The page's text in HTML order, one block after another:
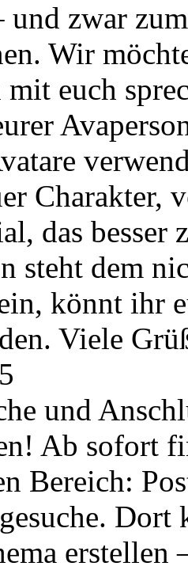
und zwar
Wir
euch
Charakter,
das besser
steht dem
könnt ihr
Viele
und
Ab sofort
Bereich:
erstellen